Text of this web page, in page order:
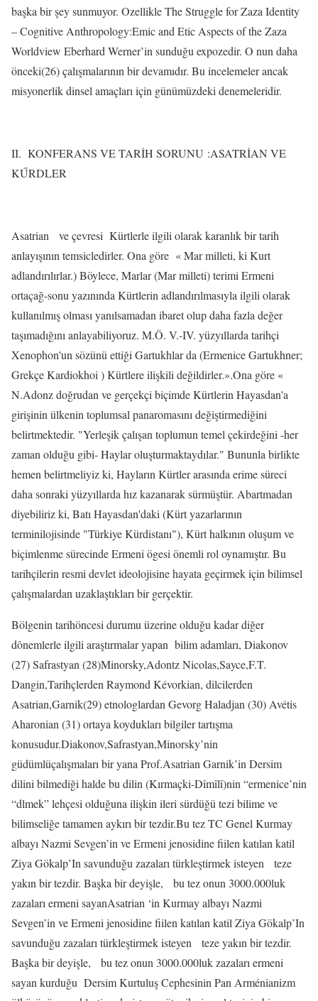
başka bir şey sunmuyor. Ozellikle The Struggle for Zaza Identity
– Cognitive Anthropology:Emic and Etic Aspects of the Zaza
Worldview Eberhard Werner’in sunduğu expozedir. O nun daha
önceki(26) çalışmalarının bir devamıdır. Bu incelemeler ancak
misyonerlik dinsel amaçları için günümüzdeki denemeleridir.
II. KONFERANS VE TARİH SORUNU :ASATRİAN VE
KŰRDLER
Asatrian ve çevresi Kürtlerle ilgili olarak karanlık bir tarih
anlayışının temsicledirler. Ona göre « Mar milleti, ki Kurt
adlandırılırlar.) Böylece, Marlar (Mar milleti) terimi Ermeni
ortaçağ-sonu yazınında Kürtlerin adlandırılmasıyla ilgili olarak
kullanılmış olması yanılsamadan ibaret olup daha fazla değer
taşımadığını anlayabiliyoruz. M.Ö. V.-IV. yüzyıllarda tarihçi
Xenophon'un sözünü ettiği Gartukhlar da (Ermenice Gartukhner;
Grekçe Kardiokhoi ) Kürtlere ilişkili değildirler.».Ona göre «
N.Adonz doğrudan ve gerçekçi biçimde Kürtlerin Hayasdan'a
girişinin ülkenin toplumsal panaromasını değiştirmediğini
belirtmektedir. "Yerleşik çalışan toplumun temel çekirdeğini -her
zaman olduğu gibi- Haylar oluşturmaktaydılar." Bununla birlikte
hemen belirtmeliyiz ki, Hayların Kürtler arasında erime süreci
daha sonraki yüzyıllarda hız kazanarak sürmüştür. Abartmadan
diyebiliriz ki, Batı Hayasdan'daki (Kürt yazarlarının
terminilojisinde "Türkiye Kürdistanı"), Kürt halkının oluşum ve
biçimlenme sürecinde Ermeni ögesi önemli rol oynamıştır. Bu
tarihçilerin resmi devlet ideolojisine hayata geçirmek için bilimsel
çalışmalardan uzaklaştıkları bir gerçektir.
Bölgenin tarihöncesi durumu üzerine olduğu kadar diğer
dônemlerle ilgili araştırmalar yapan bilim adamları, Diakonov
(27) Safrastyan (28)Minorsky,Adontz Nicolas,Sayce,F.T.
Dangin,Tarihçlerden Raymond Kévorkian, dilcilerden
Asatrian,Garnik(29) etnologlardan Gevorg Haladjan (30) Avétis
Aharonian (31) ortaya koydukları bilgiler tartışma
konusudur.Diakonov,Safrastyan,Minorsky’nin
güdümlüçalışmaları bir yana Prof.Asatrian Garnik’in Dersim
dilini bilmediği halde bu dilin (Kırmaçki-Dîmîlî)nin “ermenice’nin
“dlmek” lehçesi olduğuna ilişkin ileri sürdüğü tezi bilime ve
bilimseliğe tamamen aykırı bir tezdir.Bu tez TC Genel Kurmay
albayı Nazmi Sevgen’in ve Ermeni jenosidine fiilen katılan katil
Ziya Gökalp’In savunduğu zazaları türkleştirmek isteyen
teze
yakın bir tezdir. Başka bir deyişle,
bu tez onun 3000.000luk
zazaları ermeni sayanAsatrian ‘in Kurmay albayı Nazmi
Sevgen’in ve Ermeni jenosidine fiilen katılan katil Ziya Gökalp’In
savunduğu zazaları türkleştirmek isteyen
teze yakın bir tezdir.
Başka bir deyişle,
bu tez onun 3000.000luk zazaları ermeni
sayan kurduğu Dersim Kurtuluş Cephesinin Pan Arménianizm